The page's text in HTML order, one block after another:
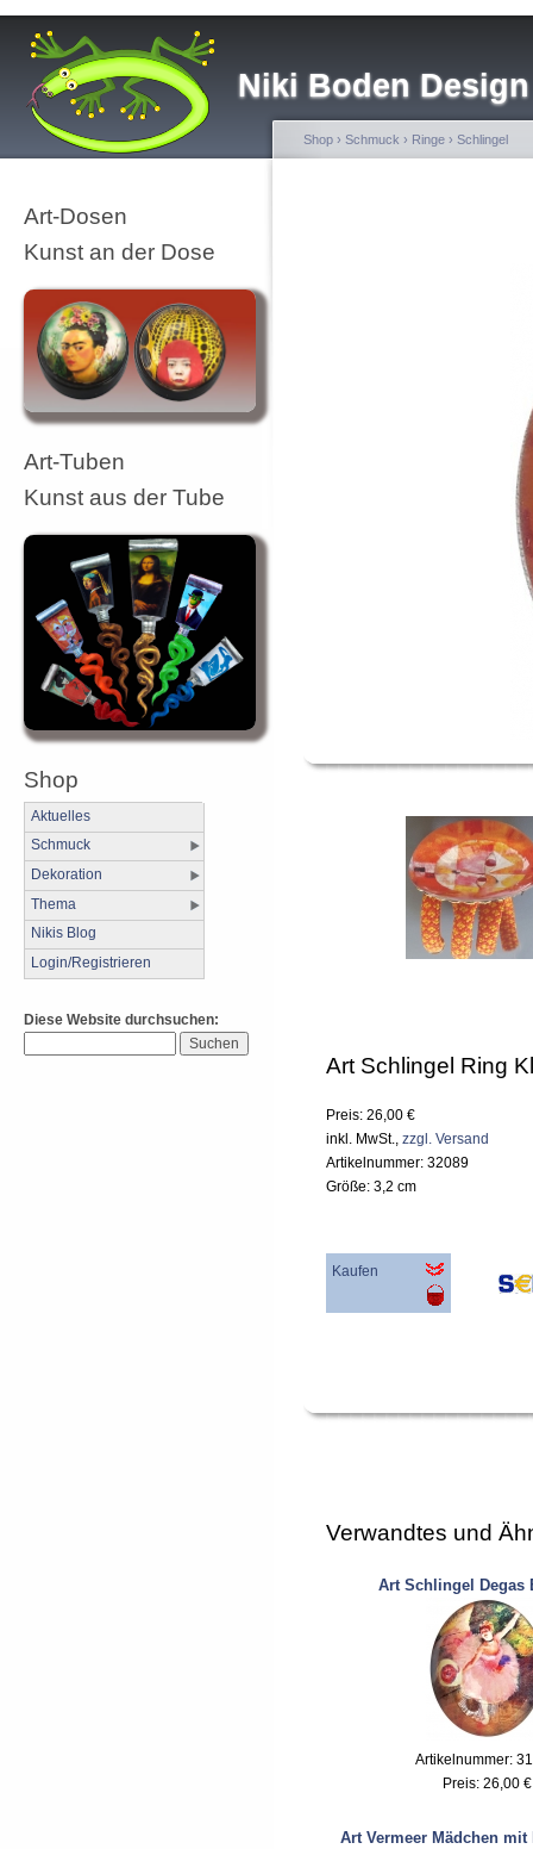
Niki Boden Design
Art-Dosen
Kunst an der Dose
Art-Tuben
Kunst aus der Tube
Shop
Aktuelles
Schmuck
Dekoration
Thema
Nikis Blog
Login/Registrieren
Diese Website durchsuchen:
Shop › Schmuck › Ringe › Schlingel
Art Schlingel Ring
Preis: 26,00 €
inkl. MwSt., zzgl. Versand
Artikelnummer: 32089
Größe: 3,2 cm
Kaufen
Verwandtes und
Art Schlingel Degas
Artikelnummer:
Preis: 26,00 €
Art Vermeer Mädchen